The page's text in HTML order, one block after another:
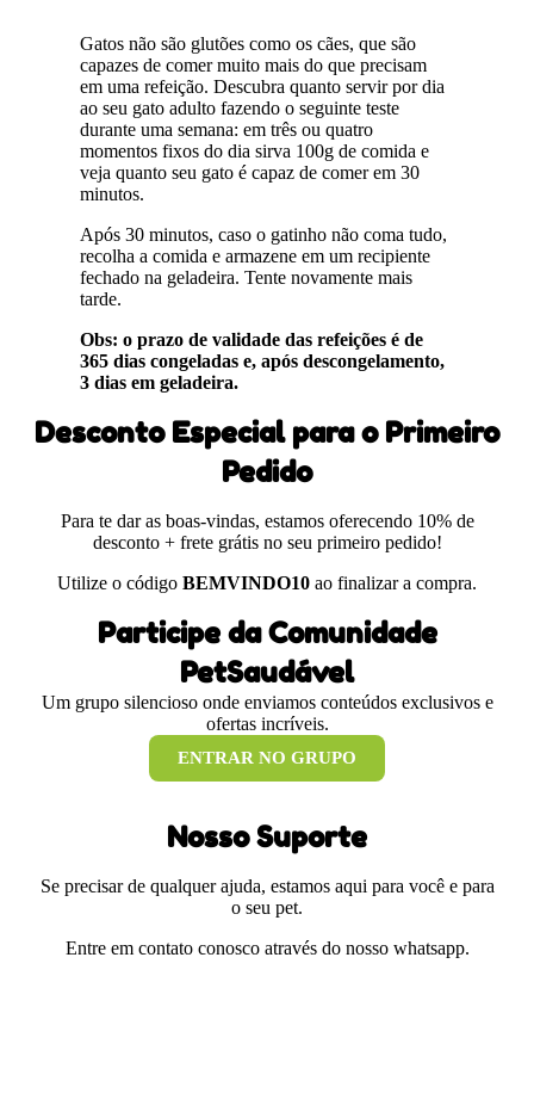
Gatos não são glutões como os cães, que são
capazes de comer muito mais do que precisam
em uma refeição. Descubra quanto servir por dia
ao seu gato adulto fazendo o seguinte teste
durante uma semana: em três ou quatro
momentos fixos do dia sirva 100g de comida e
veja quanto seu gato é capaz de comer em 30
minutos.
Após 30 minutos, caso o gatinho não coma tudo,
recolha a comida e armazene em um recipiente
fechado na geladeira. Tente novamente mais
tarde.
Obs: o prazo de validade das refeições é de
365 dias congeladas e, após descongelamento,
3 dias em geladeira.
Desconto Especial para o Primeiro
Pedido
Para te dar as boas-vindas, estamos oferecendo 10% de
desconto + frete grátis no seu primeiro pedido!
Utilize o código BEMVINDO10 ao finalizar a compra.
Participe da Comunidade
PetSaudável
Um grupo silencioso onde enviamos conteúdos exclusivos e
ofertas incríveis.
ENTRAR NO GRUPO
Nosso Suporte
Se precisar de qualquer ajuda, estamos aqui para você e para
o seu pet.
Entre em contato conosco através do nosso whatsapp.